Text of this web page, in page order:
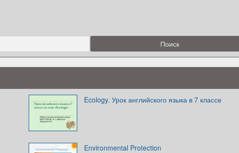
Ecology. Урок английского языка в 7 классе
Environmental Protection